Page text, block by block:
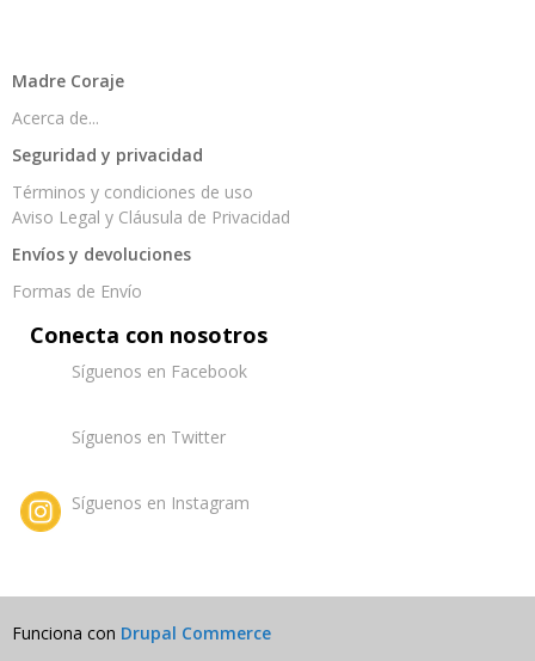
Madre Coraje
Acerca de...
Seguridad y privacidad
Términos y condiciones de uso
Aviso Legal y Cláusula de Privacidad
Envíos y devoluciones
Formas de Envío
Conecta con nosotros
Síguenos en Facebook
Síguenos en Twitter
Síguenos en Instagram
Funciona con Drupal Commerce